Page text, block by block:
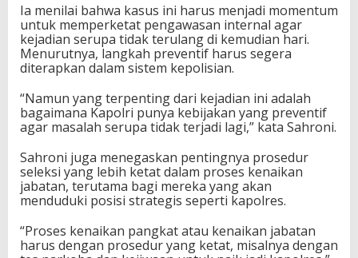
Ia menilai bahwa kasus ini harus menjadi momentum
untuk memperketat pengawasan internal agar
kejadian serupa tidak terulang di kemudian hari.
Menurutnya, langkah preventif harus segera
diterapkan dalam sistem kepolisian.
“Namun yang terpenting dari kejadian ini adalah
bagaimana Kapolri punya kebijakan yang preventif
agar masalah serupa tidak terjadi lagi,” kata Sahroni.
Sahroni juga menegaskan pentingnya prosedur
seleksi yang lebih ketat dalam proses kenaikan
jabatan, terutama bagi mereka yang akan
menduduki posisi strategis seperti kapolres.
“Proses kenaikan pangkat atau kenaikan jabatan
harus dengan prosedur yang ketat, misalnya dengan